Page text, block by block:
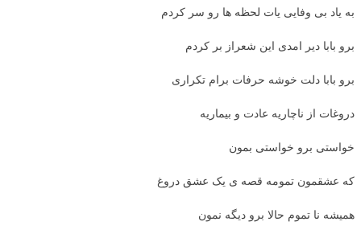
به یاد بی وفایی یات لحظه ها رو سر کردم
برو بابا دیر امدی این شعراز بر کردم
برو بابا دلت خوشه حرفات برام تکراری
دروغات از ناچاریه عادت و بیماریه
خواستی برو خواستی بمون
که عشقمون تمومه قصه ی یک عشق دروغ
همیشه نا تموم حالا برو دیگه نمون